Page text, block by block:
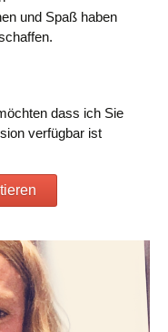
und Spaß haben
dass ich Sie
verfügbar ist